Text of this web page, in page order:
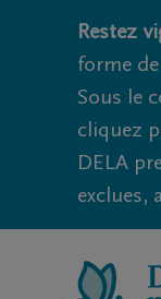
Restez
forme
Sous le
cliquez
DELA
exclues,